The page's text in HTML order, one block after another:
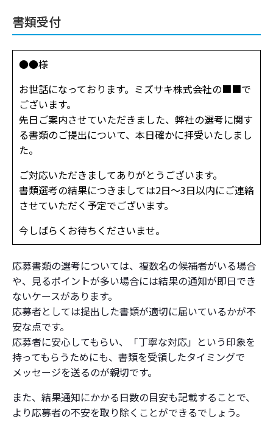
書類受付
●●様
お世話になっております。ミズサキ株式会社の■■で
ございます。
先日ご案内させていただきました、弊社の選考に関す
る書類のご提出について、本日確かに拝受いたしまし
た。
ご対応いただきましてありがとうございます。
書類選考の結果につきましては2日～3日以内にご連絡
させていただく予定でございます。
今しばらくお待ちくださいませ。
応募書類の選考については、複数名の候補者がいる場合
や、見るポイントが多い場合には結果の通知が即日でき
ないケースがあります。
応募者としては提出した書類が適切に届いているかが不
安な点です。
応募者に安心してもらい、「丁寧な対応」という印象を
持ってもらうためにも、書類を受領したタイミングで
メッセージを送るのが親切です。
また、結果通知にかかる日数の目安も記載することで、
より応募者の不安を取り除くことができるでしょう。